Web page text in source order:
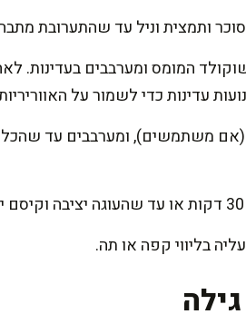
ותמצית וניל עד שהתערובת
המומס ומערבבים בעדינות.
עדינות כדי לשמור על
משתמשים), ומערבבים עד שהכל
בליווי קפה או תה.